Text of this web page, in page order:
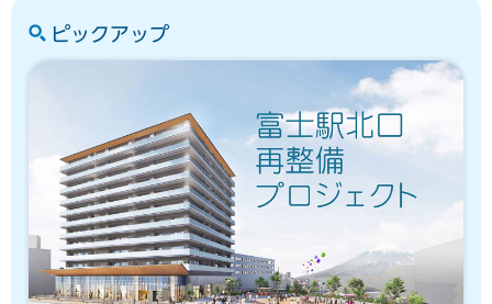
ピックアップ